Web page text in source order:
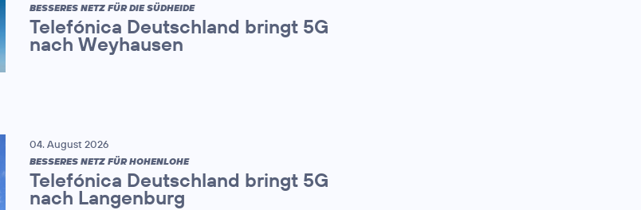
BESSERES NETZ FÜR DIE SÜDHEIDE
Telefónica Deutschland bringt 5G
nach Weyhausen
04. August 2026
BESSERES NETZ FÜR HOHENLOHE
Telefónica Deutschland bringt 5G
nach Langenburg